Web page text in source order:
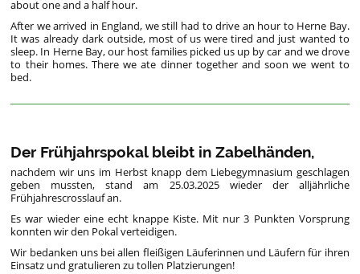
about one and a half hour.
After we arrived in England, we still had to drive an hour to Herne Bay.
It was already dark outside, most of us were tired and just wanted to
sleep. In Herne Bay, our host families picked us up bycar and wedrove
to their homes. There we ate dinner together and soon we went to
bed.
Der Frühjahrspokal bleibt in Zabelhänden,
nachdem wir uns im Herbst knapp dem Liebegymnasium geschlagen
geben mussten, stand am 25.03.2025 wieder der alljährliche
Frühjahrescrosslauf an.
Es war wieder eine echt knappe Kiste. Mit nur 3 Punkten Vorsprung
konnten wir den Pokal verteidigen.
Wir bedanken uns bei allen fleißigen Läuferinnen und Läufern für ihren
Einsatz und gratulieren zu tollen Platzierungen!